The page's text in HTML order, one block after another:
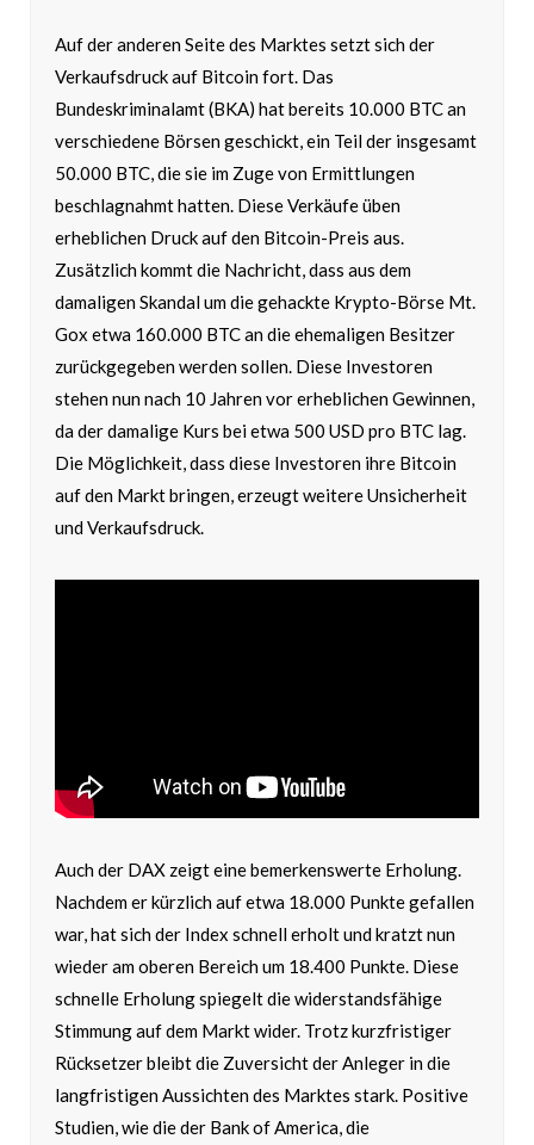
Auf der anderen Seite des Marktes setzt sich der
Verkaufsdruck auf Bitcoin fort. Das
Bundeskriminalamt (BKA) hat bereits 10.000 BTC an
verschiedene Börsen geschickt, ein Teil der insgesamt
50.000 BTC, die sie im Zuge von Ermittlungen
beschlagnahmt hatten. Diese Verkäufe üben
erheblichen Druck auf den Bitcoin-Preis aus.
Zusätzlich kommt die Nachricht, dass aus dem
damaligen Skandal um die gehackte Krypto-Börse Mt.
Gox etwa 160.000 BTC an die ehemaligen Besitzer
zurückgegeben werden sollen. Diese Investoren
stehen nun nach 10 Jahren vor erheblichen Gewinnen,
da der damalige Kurs bei etwa 500 USD pro BTC lag.
Die Möglichkeit, dass diese Investoren ihre Bitcoin
auf den Markt bringen, erzeugt weitere Unsicherheit
und Verkaufsdruck.
Auch der DAX zeigt eine bemerkenswerte Erholung.
Nachdem er kürzlich auf etwa 18.000 Punkte gefallen
war, hat sich der Index schnell erholt und kratzt nun
wieder am oberen Bereich um 18.400 Punkte. Diese
schnelle Erholung spiegelt die widerstandsfähige
Stimmung auf dem Markt wider. Trotz kurzfristiger
Rücksetzer bleibt die Zuversicht der Anleger in die
langfristigen Aussichten des Marktes stark. Positive
Studien, wie die der Bank of America, die